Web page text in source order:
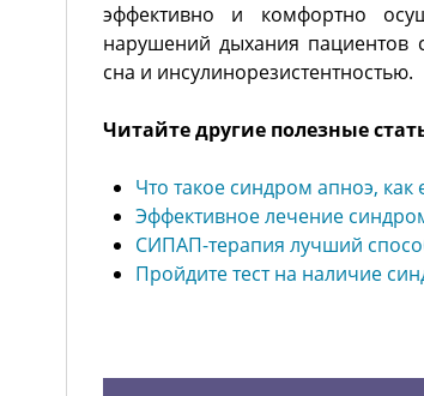
эффективно и комфортно
нарушений дыхания пациентов
сна и инсулинорезистентностью.
Читайте другие полезные
Что такое синдром апноэ, как
Эффективное лечение
СИПАП-терапия лучший
Пройдите тест на наличие